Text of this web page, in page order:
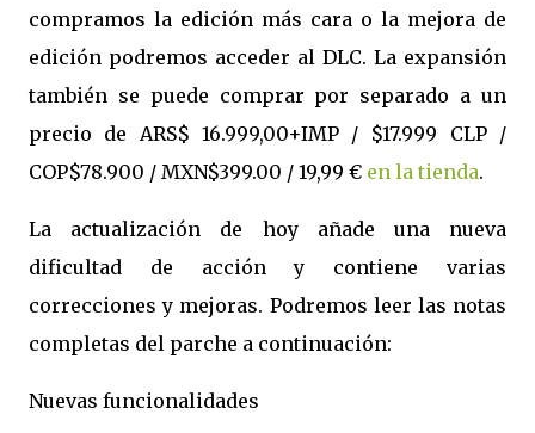
compramos la edición más cara o la mejora de
edición podremos acceder al DLC. La expansión
también se puede comprar por separado a un
precio de ARS$ 16.999,00+IMP / $17.999 CLP /
COP$78.900 / MXN$399.00 / 19,99 € en la tienda.
La actualización de hoy añade una nueva
dificultad de acción y contiene varias
correcciones y mejoras. Podremos leer las notas
completas del parche a continuación:
Nuevas funcionalidades